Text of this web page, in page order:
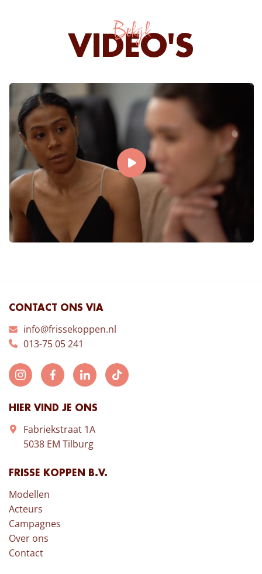
Bekijk
VIDEO'S
CONTACT ONS VIA
info@frissekoppen.nl
013-75 05 241
HIER VIND JE ONS
Fabriekstraat 1A
5038 EM Tilburg
FRISSE KOPPEN B.V.
Modellen
Acteurs
Campagnes
Over ons
Contact